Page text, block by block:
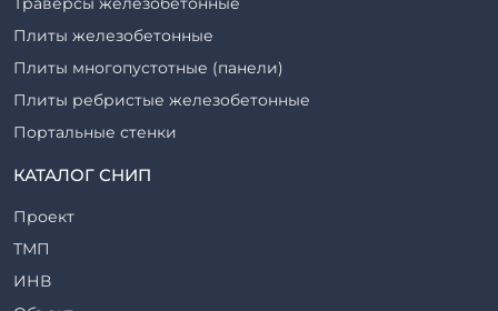
Плиты железобетонные
Плиты многопустотные (панели)
Плиты ребристые железобетонные
Портальные стенки
Ригели железобетонные
Сваи железобетонные
Стеновые блоки
КАТАЛОГ СНИП
Проект
ТМП
ИНВ